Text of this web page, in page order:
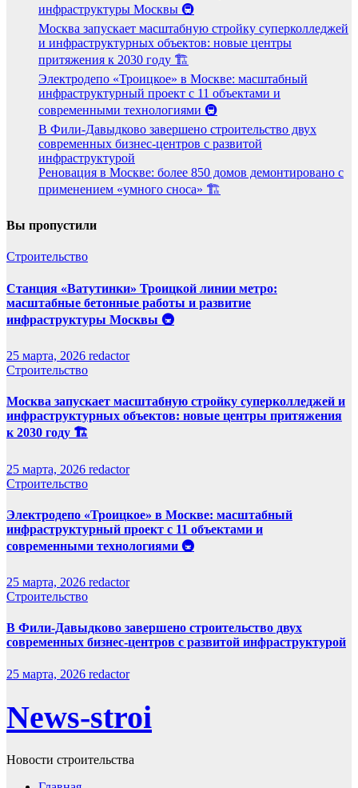
инфраструктуры Москвы 🚇
Москва запускает масштабную стройку суперколледжей
и инфраструктурных объектов: новые центры
притяжения к 2030 году 🏗️
Электродепо «Троицкое» в Москве: масштабный
инфраструктурный проект с 11 объектами и
современными технологиями 🚇
В Фили-Давыдково завершено строительство двух
современных бизнес-центров с развитой
инфраструктурой
Реновация в Москве: более 850 домов демонтировано с
применением «умного сноса» 🏗️
Вы пропустили
Строительство
Станция «Ватутинки» Троицкой линии метро:
масштабные бетонные работы и развитие
инфраструктуры Москвы 🚇
25 марта, 2026 redactor
Строительство
Москва запускает масштабную стройку суперколледжей и
инфраструктурных объектов: новые центры притяжения
к 2030 году 🏗️
25 марта, 2026 redactor
Строительство
Электродепо «Троицкое» в Москве: масштабный
инфраструктурный проект с 11 объектами и
современными технологиями 🚇
25 марта, 2026 redactor
Строительство
В Фили-Давыдково завершено строительство двух
современных бизнес-центров с развитой инфраструктурой
25 марта, 2026 redactor
News-stroi
Новости строительства